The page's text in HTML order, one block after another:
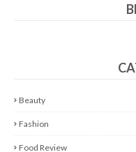
Beauty
Fashion
Food Review